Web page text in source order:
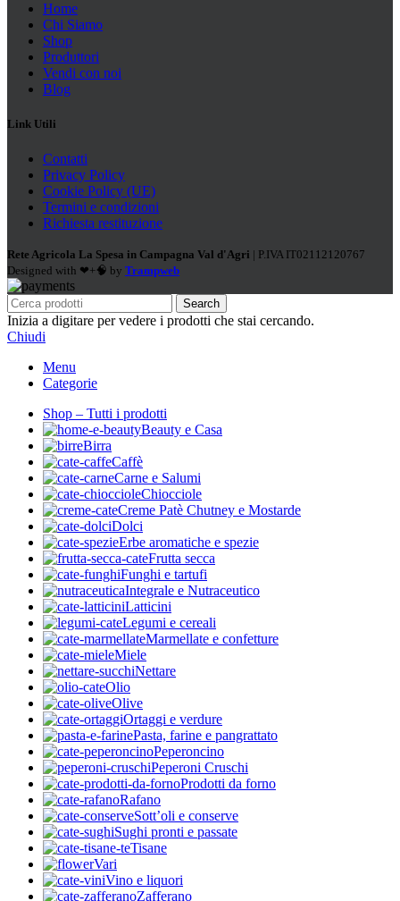
Home
Chi Siamo
Shop
Produttori
Vendi con noi
Blog
Link Utili
Contatti
Privacy Policy
Cookie Policy (UE)
Termini e condizioni
Richiesta restituzione
Rete Agricola La Spesa in Campagna Val d'Agri | P.IVA IT02112120767
Designed with ❤+🧠 by Trampweb
Search
Inizia a digitare per vedere i prodotti che stai cercando.
Chiudi
Menu
Categorie
Shop – Tutti i prodotti
Beauty e Casa
Birra
Caffè
Carne e Salumi
Chiocciole
Creme Patè Chutney e Mostarde
Dolci
Erbe aromatiche e spezie
Frutta secca
Funghi e tartufi
Integrale e Nutraceutico
Latticini
Legumi e cereali
Marmellate e confetture
Miele
Nettare
Olio
Olive
Ortaggi e verdure
Pasta, farine e pangrattato
Peperoncino
Peperoni Cruschi
Prodotti da forno
Rafano
Sott’oli e conserve
Sughi pronti e passate
Tisane
Vari
Vino e liquori
Zafferano